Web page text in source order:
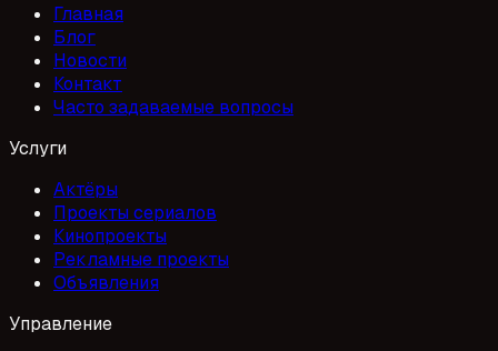
Главная
Блог
Новости
Контакт
Часто задаваемые вопросы
Услуги
Актёры
Проекты сериалов
Кинопроекты
Рекламные проекты
Объявления
Управление